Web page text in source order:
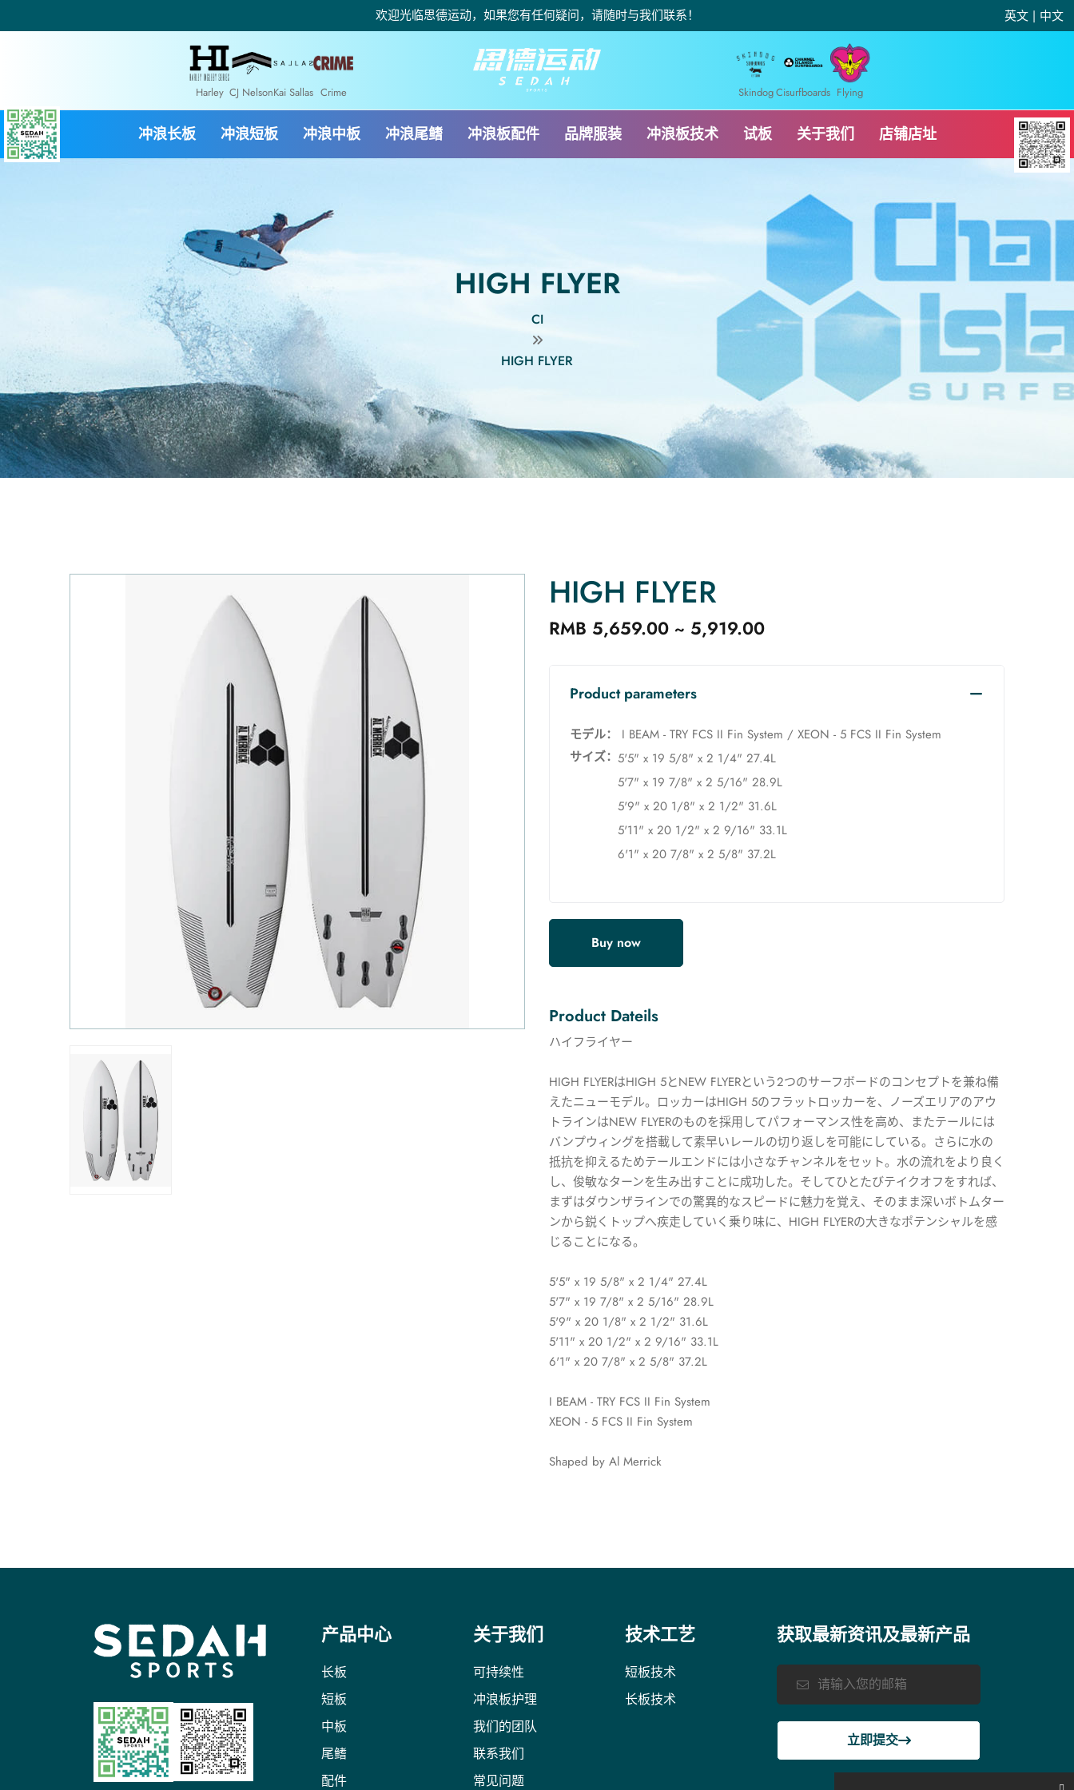
欢迎光临思德运动，如果您有任何疑问，请随时与我们联系！ 英文| 中文
Harley CJ NelsonKai Sallas Crime SkindogCisurfboards Flying
冲浪长板 冲浪短板 冲浪中板 冲浪尾鳍 冲浪板配件 品牌服装 冲浪板技术 试板 关于我们 店铺店址
HIGH FLYER
CI
HIGH FLYER
HIGH FLYER
RMB 5,659.00 ~ 5,919.00
Product parameters
モデル：
I BEAM - TRY FCS II Fin System / XEON - 5 FCS II Fin System
サイズ： 5'5" x 19 5/8" x 2 1/4" 27.4L
5'7" x 19 7/8" x 2 5/16" 28.9L
5'9" x 20 1/8" x 2 1/2" 31.6L
5'11" x 20 1/2" x 2 9/16" 33.1L
6'1" x 20 7/8" x 2 5/8" 37.2L
Buy now
Product Dateils
ハイフライヤー
HIGH FLYERはHIGH 5とNEW FLYERという2つのサーフボードのコンセプトを兼ね備
えたニューモデル。ロッカーはHIGH 5のフラットロッカーを、ノーズエリアのアウ
トラインはNEW FLYERのものを採用してパフォーマンス性を高め、またテールには
バンプウィングを搭載して素早いレールの切り返しを可能にしている。さらに水の
抵抗を抑えるためテールエンドには小さなチャンネルをセット。水の流れをより良く
し、俊敏なターンを生み出すことに成功した。そしてひとたびテイクオフをすれば、
まずはダウンザラインでの驚異的なスピードに魅力を覚え、そのまま深いボトムター
ンから鋭くトップへ疾走していく乗り味に、HIGH FLYERの大きなポテンシャルを感
じることになる。
5'5" x 19 5/8" x 2 1/4" 27.4L
5'7" x 19 7/8" x 2 5/16" 28.9L
5'9" x 20 1/8" x 2 1/2" 31.6L
5'11" x 20 1/2" x 2 9/16" 33.1L
6'1" x 20 7/8" x 2 5/8" 37.2L
I BEAM - TRY FCS II Fin System
XEON - 5 FCS II Fin System
Shaped by Al Merrick
获取最新资讯及最新产品
立即提交
产品中心
长板
短板
中板
尾鳍
配件
关于我们
可持续性
冲浪板护理
我们的团队
联系我们
常见问题
技术工艺
短板技术
长板技术